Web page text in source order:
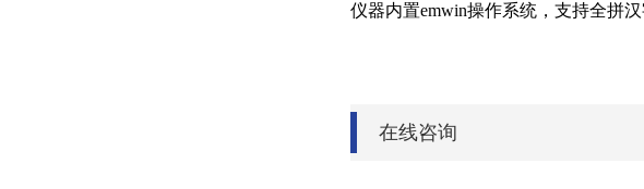
仪器内置emwin操作系统，支持全拼
在线咨询